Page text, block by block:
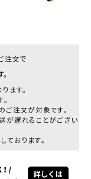
注文で
ます。
注文が対象です。
が遅れることがござい
おります。